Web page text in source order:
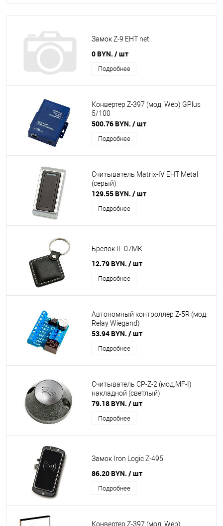
Замок Z-9 EHT net
0 BYN. / шт
Подробнее
Конвертер Z-397 (мод. Web) GPlus
5/100
500.76 BYN. / шт
Подробнее
Считыватель Matrix-IV EHT Metal
(серый)
129.55 BYN. / шт
Подробнее
Брелок IL-07MК
12.79 BYN. / шт
Подробнее
Автономный контроллер Z-5R (мод.
Relay Wiegand)
53.94 BYN. / шт
Подробнее
Считыватель CP-Z-2 (мод.MF-I)
накладной (светлый)
79.18 BYN. / шт
Подробнее
Замок Iron Logic Z-495
86.20 BYN. / шт
Подробнее
Конвертер Z-397 (мод. Web)